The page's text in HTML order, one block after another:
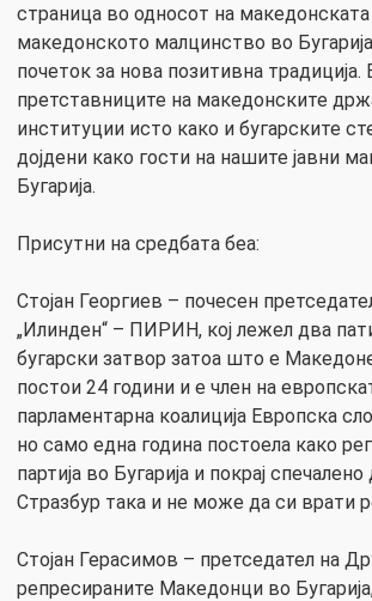
страница во односот на
македонското малцинство во
почеток за нова позитивна традиција.
претставниците на македонските
институции исто како и бугарските
дојдени како гости на нашите јавни
Бугарија.
Присутни на средбата беа:
Стојан Георгиев – почесен
„Илинден“ – ПИРИН, кој лежел два
бугарски затвор затоа што е
постои 24 години и е член на
парламентарна коалиција Европска
но само една година постоела како
партија во Бугарија и покрај
Стразбур така и не може да си врати
Стојан Герасимов – претседател на
репресираните Македонци во